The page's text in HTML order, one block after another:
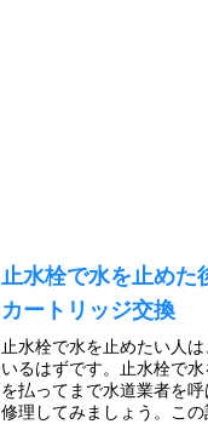
止水栓で水を止め
カートリッジ交換
止水栓で水を止めたい人
いるはずです。止水栓で
を払ってまで水道業者を
修理してみましょう。こ